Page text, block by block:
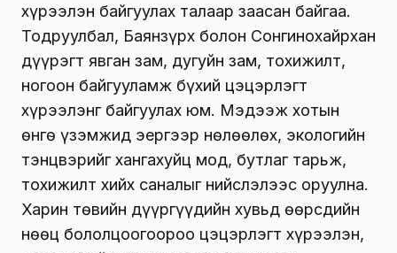
хүрээлэн байгуулах талаар заасан байгаа.
Тодруулбал, Баянзүрх болон Сонгинохайрхан
дүүрэгт явган зам, дугуйн зам, тохижилт,
ногоон байгууламж бүхий цэцэрлэгт
хүрээлэнг байгуулах юм. Мэдээж хотын
өнгө үзэмжид эергээр нөлөөлөх, экологийн
тэнцвэрийг хангахуйц мод, бутлаг тарьж,
тохижилт хийх саналыг нийслэлээс оруулна.
Харин төвийн дүүргүүдийн хувьд өөрсдийн
нөөц бололцоогоороо цэцэрлэгт хүрээлэн,